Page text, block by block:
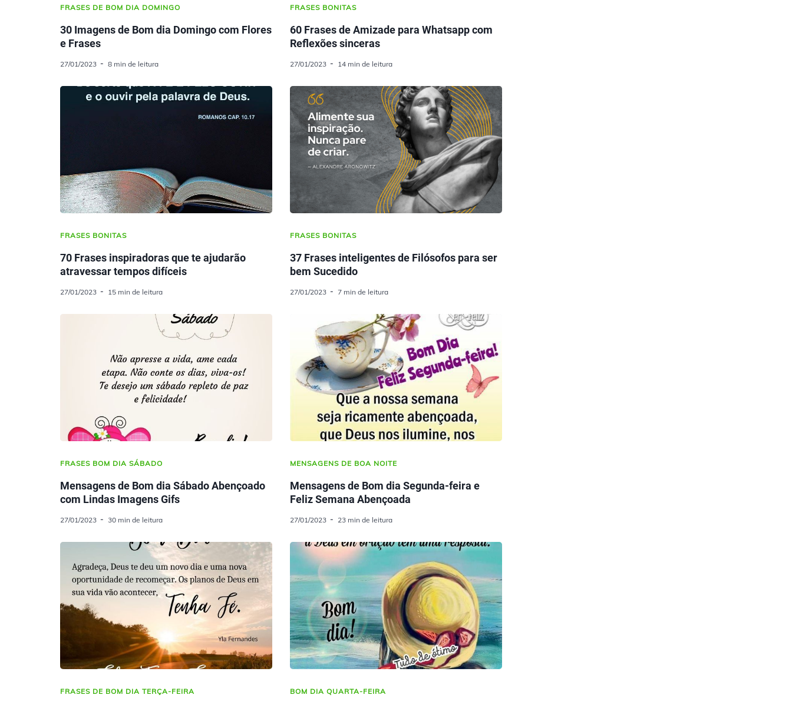
FRASES DE BOM DIA DOMINGO
30 Imagens de Bom dia Domingo com Flores
e Frases
27/01/2023 8 min de leitura
FRASES BONITAS
60 Frases de Amizade para Whatsapp com
Reflexões sinceras
27/01/2023 14 min de leitura
FRASES BONITAS
70 Frases inspiradoras que te ajudarão
atravessar tempos difíceis
27/01/2023 15 min de leitura
FRASES BONITAS
37 Frases inteligentes de Filósofos para ser
bem Sucedido
27/01/2023 7 min de leitura
FRASES BOM DIA SÁBADO
Mensagens de Bom dia Sábado Abençoado
com Lindas Imagens Gifs
27/01/2023 30 min de leitura
MENSAGENS DE BOA NOITE
Mensagens de Bom dia Segunda-feira e
Feliz Semana Abençoada
27/01/2023 23 min de leitura
FRASES DE BOM DIA TERÇA-FEIRA BOM DIA QUARTA-FEIRA